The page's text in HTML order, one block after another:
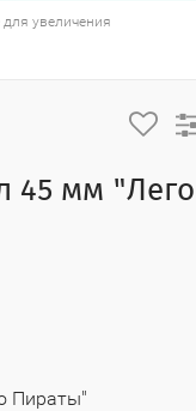
увеличения
45 мм "Лего
Пираты"